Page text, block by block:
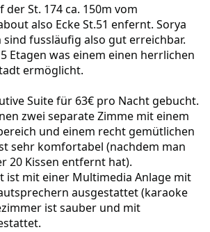
)
der St. 174 ca. 150m vom
also Ecke St.51 enfernt. Sorya
fussläufig also gut erreichbar.
Etagen was einem einen herrlichen
ermöglicht.
Suite für 63€ pro Nacht gebucht.
zwei separate Zimme mit einem
und einem recht gemütlichen
sehr komfortabel (nachdem man
20 Kissen entfernt hat).
ist mit einer Multimedia Anlage mit
ausgestattet (karaoke
ist sauber und mit